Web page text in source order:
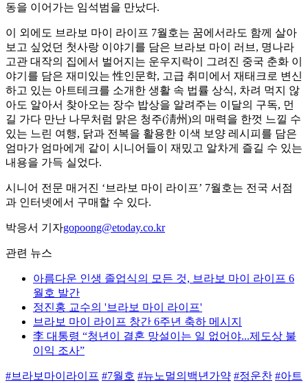
동을 이어가는 임석범을 만났다.
이 외에도 브라보 마이 라이프 7월호는 꿈에서라도 함께 살아
보고 싶었던 첫사랑 이야기를 담은 브라보 마이 러브, 명나라
고관 대작의 집에서 벌어지는 운우지락이 그려진 중국 춘화 이
야기를 담은 재미있는 性인문학, 고급 취미에서 재태크로 변신
하고 있는 아트테크를 소개한 생활 속 법률 상식, 차려 먹지 않
아도 알아서 찾아오는 장수 밥상을 알려주는 이달의 구독, 먼
길 가다 만난 나무처럼 맑은 청주(淸州)의 매력을 한껏 느낄 수
있는 느린 여행, 닭과 전복을 활용한 이색 보양 레시피를 담은
엄마가 엄마에게 같이 시니어들이 재밌고 알차게 즐길 수 있는
내용을 가득 실었다.
시니어 전문 매거진 ‘브라보 마이 라이프’ 7월호는 전국 서점
과 인터넷에서 구매할 수 있다.
박응서 기자gopoong@etoday.co.kr
관련 뉴스
아름다운 인생 졸업식의 모든 것, 브라보 마이 라이프 6
월호 발간
정진홍 교수의 '브라보 마이 라이프'
브라보 마이 라이프 창간 6주년 축하 메시지
李 대통령 “청년이 결혼 망설이는 일 없어야...제도상 불
이익 조사”
#브라보마이라이프 #7월호 #뉴노멀의백년가약 #정운찬 #아트